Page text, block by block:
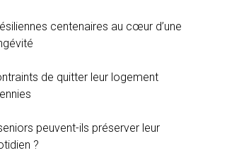
centenaires au cœur d’une
de quitter leur logement
peuvent-ils préserver leur
?